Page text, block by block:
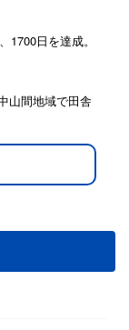
1700日を達成。
山間地域で田舎